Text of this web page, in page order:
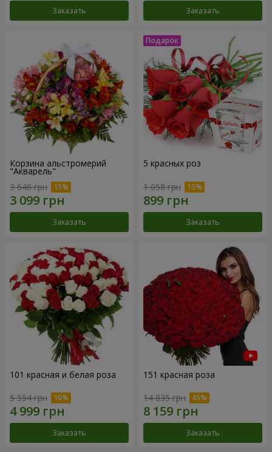
Заказать Заказать
Корзина альстромерий
"Акварель"
3 646 грн
Заказать
5 красных роз
1 058 грн
Заказать
101 красная и белая роза
5 554 грн
Заказать
151 красная роза
14 835 грн
Заказать